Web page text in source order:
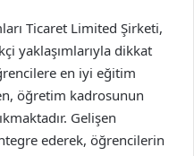
Ticaret Limited Şirketi,
yaklaşımlarıyla dikkat
en iyi eğitim
öğretim kadrosunun
Gelişen
ederek, öğrencilerin